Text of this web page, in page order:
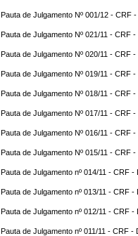
Pauta de Julgamento Nº 001/12 - CRF
Pauta de Julgamento Nº 021/11 - CRF -
Pauta de Julgamento Nº 020/11 - CRF -
Pauta de Julgamento Nº 019/11 - CRF -
Pauta de Julgamento Nº 018/11 - CRF -
Pauta de Julgamento Nº 017/11 - CRF -
Pauta de Julgamento Nº 016/11 - CRF -
Pauta de Julgamento Nº 015/11 - CRF -
Pauta de Julgamento nº 014/11 - CRF -
Pauta de Julgamento nº 013/11 - CRF -
Pauta de Julgamento nº 012/11 - CRF -
Pauta de Julgamento nº 011/11 - CRF -